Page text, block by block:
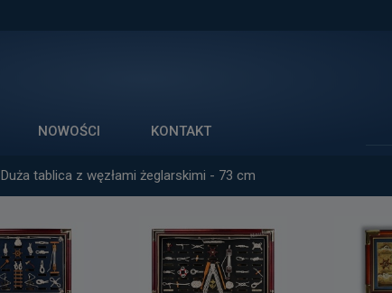
NOWOŚCI KONTAKT
Duża tablica z węzłami żeglarskimi - 73 cm